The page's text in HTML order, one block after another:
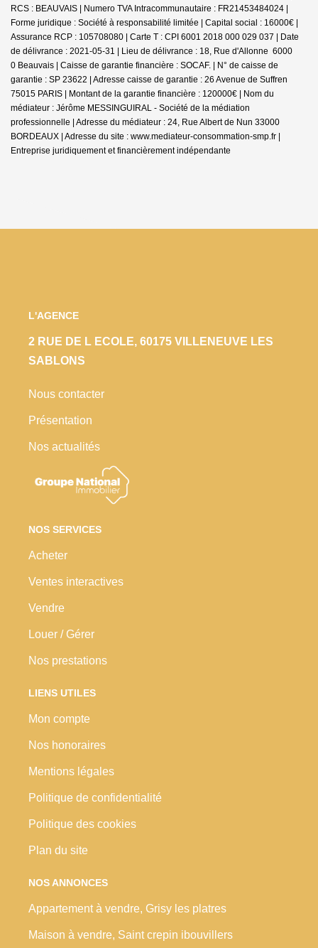
RCS : BEAUVAIS | Numero TVA Intracommunautaire : FR21453484024 |
Forme juridique : Société à responsabilité limitée | Capital social : 16000€ |
Assurance RCP : 105708080 | Carte T : CPI 6001 2018 000 029 037 | Date
de délivrance : 2021-05-31 | Lieu de délivrance : 18, Rue d'Allonne 6000
0 Beauvais | Caisse de garantie financière : SOCAF. | N° de caisse de
garantie : SP 23622 | Adresse caisse de garantie : 26 Avenue de Suffren
75015 PARIS | Montant de la garantie financière : 120000€ | Nom du
médiateur : Jérôme MESSINGUIRAL - Société de la médiation
professionnelle | Adresse du médiateur : 24, Rue Albert de Nun 33000
BORDEAUX | Adresse du site : www.mediateur-consommation-smp.fr |
Entreprise juridiquement et financièrement indépendante
L'AGENCE
2 RUE DE L ECOLE, 60175 VILLENEUVE LES
SABLONS
Nous contacter
Présentation
Nos actualités
NOS SERVICES
Acheter
Ventes interactives
Vendre
Louer / Gérer
Nos prestations
LIENS UTILES
Mon compte
Nos honoraires
Mentions légales
Politique de confidentialité
Politique des cookies
Plan du site
NOS ANNONCES
Appartement à vendre, Grisy les platres
Maison à vendre, Saint crepin ibouvillers